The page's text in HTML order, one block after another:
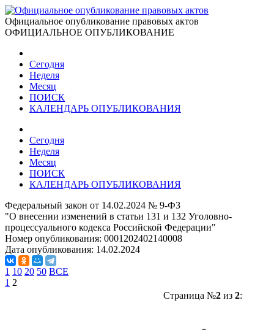
Официальное опубликование правовых актов
ОФИЦИАЛЬНОЕ ОПУБЛИКОВАНИЕ
Сегодня
Неделя
Месяц
ПОИСК
КАЛЕНДАРЬ ОПУБЛИКОВАНИЯ
Сегодня
Неделя
Месяц
ПОИСК
КАЛЕНДАРЬ ОПУБЛИКОВАНИЯ
Федеральный закон от 14.02.2024 № 9-ФЗ
"О внесении изменений в статьи 131 и 132 Уголовно-
процессуального кодекса Российской Федерации"
Номер опубликования: 0001202402140008
Дата опубликования: 14.02.2024
1 10 20 50 ВСЕ
1 2
Страница №2из 2: